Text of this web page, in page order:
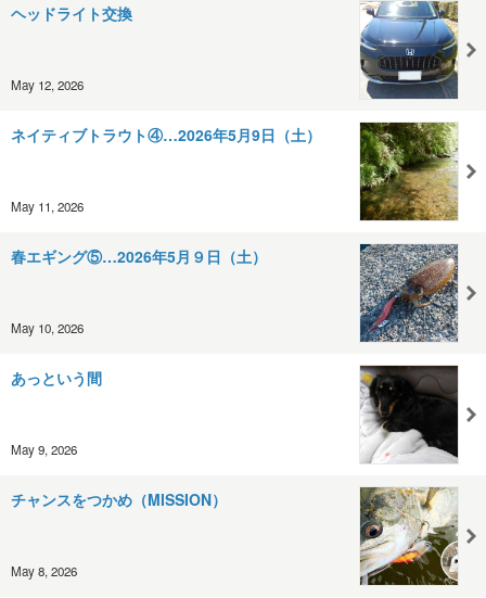
ヘッドライト交換
May 12, 2026
ネイティブトラウト④…2026年5月9日（土）
May 11, 2026
春エギング⑤…2026年5月９日（土）
May 10, 2026
あっという間
May 9, 2026
チャンスをつかめ（MISSION）
May 8, 2026